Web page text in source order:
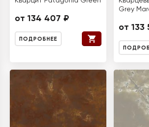
от 134 407 ₽
ПОДРОБНЕЕ
Grey
от 133